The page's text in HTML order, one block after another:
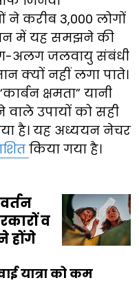
करीब 3,000 लोगों
में यह समझने की
अलग जलवायु संबंधी
क्यों नहीं लगा पाते।
क्षमता” यानी
उपायों को सही
है। यह अध्ययन नेचर
किया गया है।
व
होंगे
यात्रा को कम